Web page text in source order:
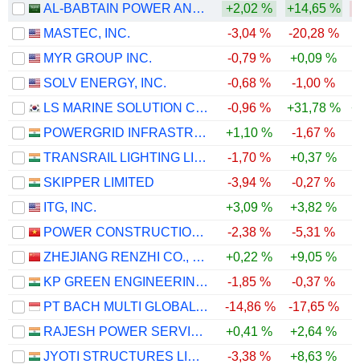
AL-BABTAIN POWER AND TELECOMMUNICATIONS COMPANY
+2,02 % +14,65 %
MASTEC, INC.
-3,04 % -20,28 %
MYR GROUP INC.
-0,79 % +0,09 %
SOLV ENERGY, INC.
-0,68 % -1,00 %
LS MARINE SOLUTION CO., LTD.
-0,96 % +31,78 %
POWERGRID INFRASTRUCTURE INVESTMENT TRUST
+1,10 % -1,67 %
TRANSRAIL LIGHTING LIMITED
-1,70 % +0,37 %
SKIPPER LIMITED
-3,94 % -0,27 %
ITG, INC.
+3,09 % +3,82 %
POWER CONSTRUCTIONNO.1
-2,38 % -5,31 %
ZHEJIANG RENZHI CO., LTD.
+0,22 % +9,05 %
KP GREEN ENGINEERING LIMITED
-1,85 % -0,37 %
PT BACH MULTI GLOBAL TBK.
-14,86 %
-17,65 %
RAJESH POWER SERVICES LIMITED
+0,41 % +2,64 %
JYOTI STRUCTURES LIMITED
-3,38 % +8,63 %